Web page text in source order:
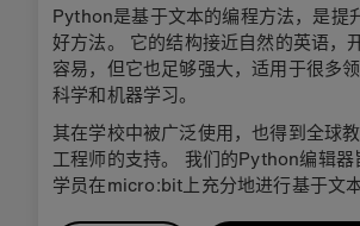
Python是基于文本的编程方法，是提
好方法。 它的结构接近自然的英语，
容易，但它也足够强大，适用于很多
科学和机器学习。
其在学校中被广泛使用，也得到全球
工程师的支持。 我们的Python编辑器
学员在micro:bit上充分地进行基于文本